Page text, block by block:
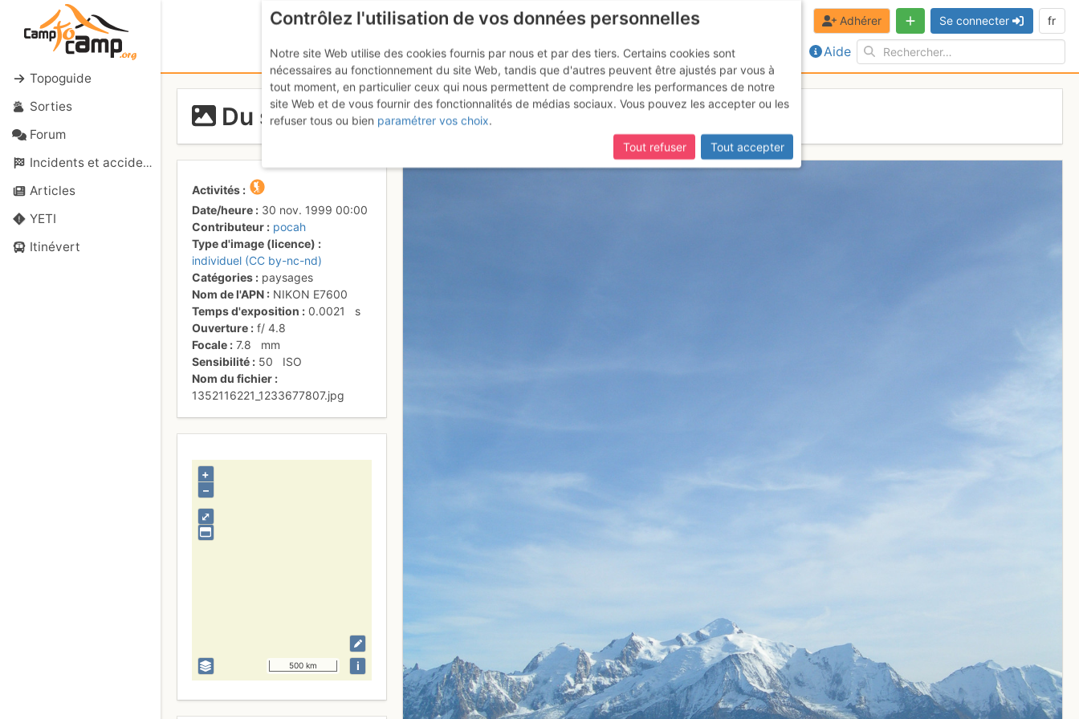
Topoguide
Sorties
Forum
Incidents et accidents
Articles
YETI
Itinévert
Aide
Adhérer Se connecter fr
Du sommet !
Activités
Date/heure
30 nov. 1999 00:00
Contributeur
pocah
Type d'image (licence)
individuel (CC by-nc-nd)
Catégories
paysages
Nom de l'APN
NIKON E7600
Temps d'exposition
0.0021
s
Ouverture
f/4.8
Focale
7.8
mm
Sensibilité
50
ISO
Nom du fichier
1352116221_1233677807.jpg
⤢
+
–
500 km i
Contrôlez l'utilisation de vos données personnelles
Notre site Web utilise des cookies fournis par nous et par des tiers. Certains cookies sont
nécessaires au fonctionnement du site Web, tandis que d'autres peuvent être ajustés par vous à
tout moment, en particulier ceux qui nous permettent de comprendre les performances de notre
site Web et de vous fournir des fonctionnalités de médias sociaux. Vous pouvez les accepter ou les
refuser tous ou bien paramétrer vos choix.
Tout refuser
Tout accepter